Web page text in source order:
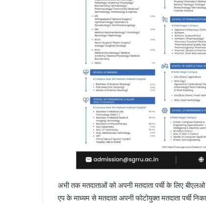
अभी तक मतदाताओं को अपनी मतदाता पर्ची के लिए बीएलओ
एप के माध्यम से मतदाता अपनी फोटोयुक्त मतदाता पर्ची